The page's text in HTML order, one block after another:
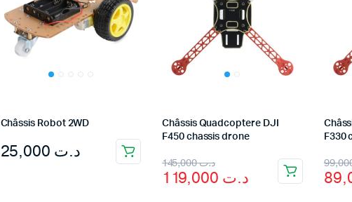
Châssis Robot 2WD
د.ت
Châssis Quadcoptere DJI
F450 chassis drone
د.ت145,000
Original
price
د.ت
Current
price
F330